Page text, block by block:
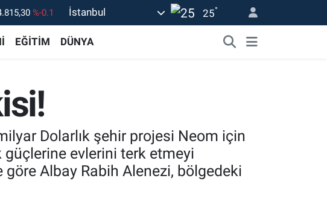
%0.18
55,2510
6660.55 %0
13.779 %-14
İstanbul 25°
EĞİTİM DÜNYA
Dolarlık şehir projesi Neom için
evlerini terk etmeyi
Albay Rabih Alenezi, bölgedeki